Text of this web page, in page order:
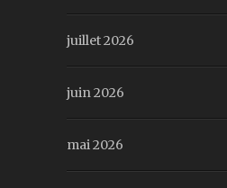
juillet 2026
juin 2026
mai 2026